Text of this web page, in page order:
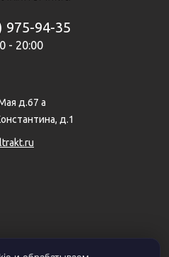
975-94-35
- 20:00
д.67 а
д.1